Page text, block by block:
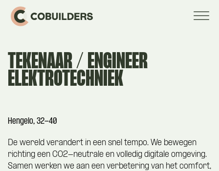
TEKENAAR / ENGINEER
ELEKTROTECHNIEK
Hengelo, 32-40
De wereld verandert in een snel tempo. We bewegen
richting een CO2-neutrale en volledig digitale omgeving.
Samen werken we aan een verbetering van het comfort,